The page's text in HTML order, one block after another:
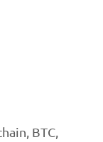
BTC,